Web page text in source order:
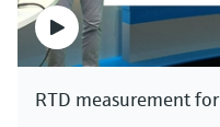
RTD measurement